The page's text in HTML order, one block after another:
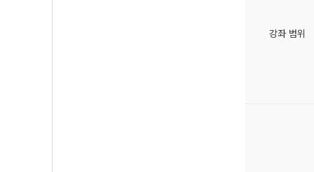
강좌 범위